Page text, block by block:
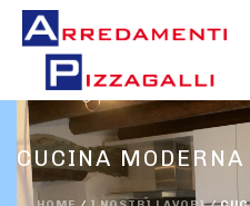
CUCINA